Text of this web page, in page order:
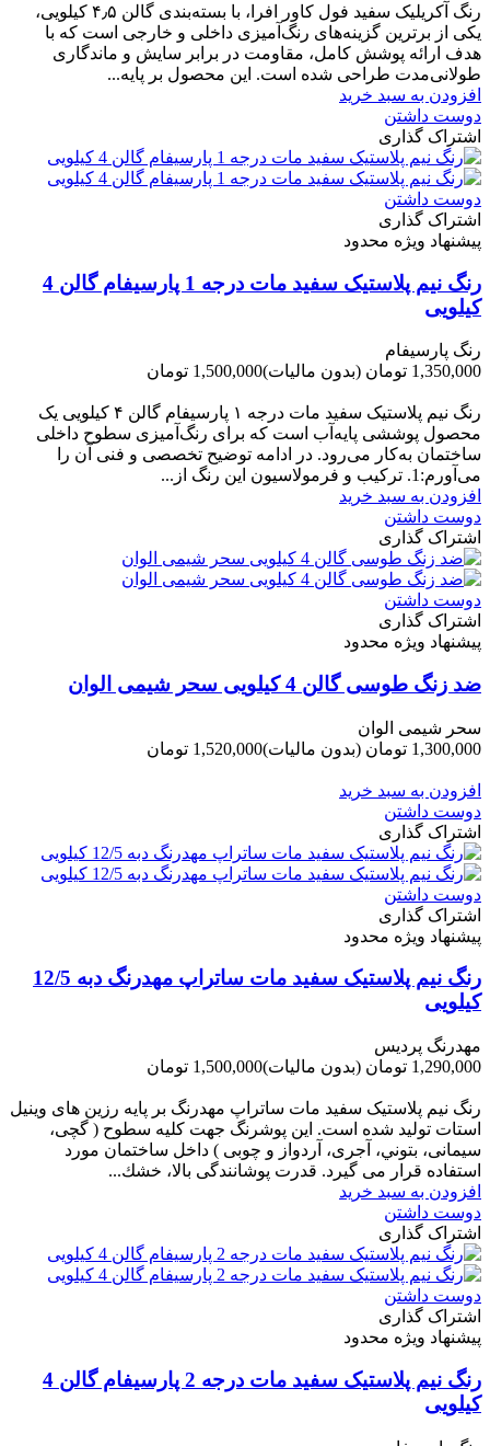
رنگ آکریلیک سفید فول کاور افرا، با بسته‌بندی گالن ۴٫۵ کیلویی،
یکی از برترین گزینه‌های رنگ‌آمیزی داخلی و خارجی است که با
هدف ارائه پوشش کامل، مقاومت در برابر سایش و ماندگاری
طولانی‌مدت طراحی شده است. این محصول بر پایه...
افزودن به سبد خرید
دوست داشتن
اشتراک گذاری
دوست داشتن
اشتراک گذاری
پیشنهاد ویژه محدود
رنگ نیم پلاستیک سفید مات درجه 1 پارسیفام گالن 4
کیلویی
رنگ پارسیفام
1,350,000 تومان
(بدون مالیات)1,500,000 تومان
رنگ نیم‌ پلاستیک سفید مات درجه ۱ پارسیفام گالن ۴ کیلویی یک
محصول پوششی پایه‌آب است که برای رنگ‌آمیزی سطوح داخلی
ساختمان به‌کار می‌رود. در ادامه توضیح تخصصی و فنی آن را
می‌آورم:1. ترکیب و فرمولاسیون این رنگ از...
افزودن به سبد خرید
دوست داشتن
اشتراک گذاری
دوست داشتن
اشتراک گذاری
پیشنهاد ویژه محدود
ضد زنگ طوسی گالن 4 کیلویی سحر شیمی الوان
سحر شیمی الوان
1,300,000 تومان
(بدون مالیات)1,520,000 تومان
افزودن به سبد خرید
دوست داشتن
اشتراک گذاری
دوست داشتن
اشتراک گذاری
پیشنهاد ویژه محدود
رنگ نیم پلاستیک سفید مات ساتراپ مهدرنگ دبه 12/5
کیلویی
مهدرنگ پردیس
1,290,000 تومان
(بدون مالیات)1,500,000 تومان
رنگ نیم پلاستیک سفید مات ساتراپ مهدرنگ بر پایه رزین های وینیل
استات تولید شده است. این پوشرنگ جهت کلیه سطوح ( گچی،
سیمانی، بتوني، آجری، آردواز و چوبی ) داخل ساختمان مورد
استفاده قرار می گیرد. قدرت پوشانندگی بالا، خشك...
افزودن به سبد خرید
دوست داشتن
اشتراک گذاری
دوست داشتن
اشتراک گذاری
پیشنهاد ویژه محدود
رنگ نیم پلاستیک سفید مات درجه 2 پارسیفام گالن 4
کیلویی